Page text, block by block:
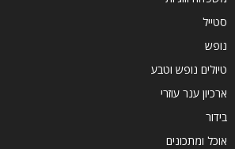
סטייל
נופש
טיולים נופש וטבע
ארכיון ענר עוזרי
בידור
אוכל ומתכונים